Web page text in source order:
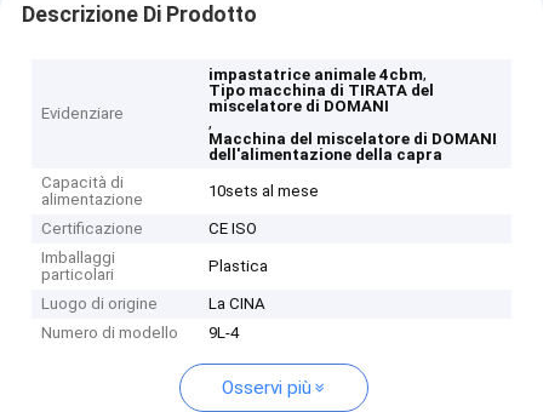
Descrizione Di Prodotto
Evidenziare
impastatrice animale 4cbm,
Tipo macchina di TIRATA del
miscelatore di DOMANI
,
Macchina del miscelatore di DOMANI
dell'alimentazione della capra
Capacità di
alimentazione
10sets al mese
Certificazione
CE ISO
Imballaggi
particolari
Plastica
Luogo di origine
La CINA
Numero di modello
9L-4
Osservi più